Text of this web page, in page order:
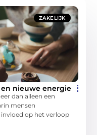
ZAKELIJK
nieuwe energie
dan alleen een
mensen
op het verloop